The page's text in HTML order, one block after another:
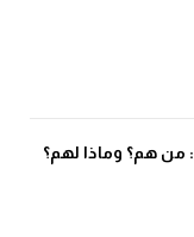
من هم؟ وماذا لهم؟